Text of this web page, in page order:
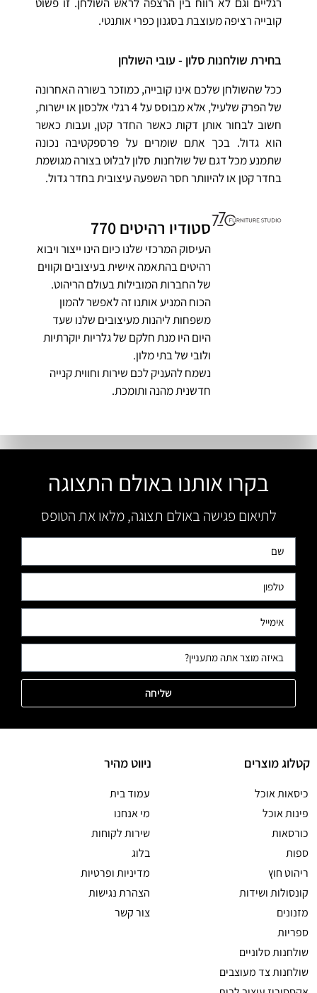
קובייה רציפה מעוצבת בסגנון כפרי אותנטי.
בחירת שולחנות סלון - עובי השולחן
ככל שהשולחן שלכם אינו קובייה, כמוזכר בשורה האחרונה
של הפרק שלעיל, אלא מבוסס על 4 רגלי אלכסון או ישרות,
חשוב לבחור אותן דקות כאשר החדר קטן, ועבות כאשר
הוא גדול. בכך אתם שומרים על פרספקטיבה נכונה
שתמנע מכל דגם של שולחנות סלון לבלוט בצורה מגושמת
בחדר קטן או להיוותר חסר השפעה עיצובית בחדר גדול.
סטודיו רהיטים 770
העיסוק המרכזי שלנו כיום הינו ייצור ויבוא
רהיטים בהתאמה אישית בעיצובים וקווים
של החברות המובילות בעולם הריהוט.
הכוח המניע אותנו זה לאפשר להמון
משפחות ליהנות מעיצובים שלנו שעד
היום היו מנת חלקם של גלריות יוקרתיות
ולובי של בתי מלון.
נשמח להעניק לכם שירות וחווית קנייה
חדשנית מהנה ותומכת.
בקרו אותנו באולם התצוגה
לתיאום פגישה באולם תצוגה, מלאו את הטופס
שליחה
קטלוג מוצרים
כיסאות אוכל
פינות אוכל
כורסאות
ספות
ריהוט חוץ
קונסולות ושידות
מזנונים
ספריות
שולחנות סלוניים
שולחנות צד מעוצבים
ניווט מהיר
עמוד בית
מי אנחנו
שירות לקוחות
בלוג
מדיניות ופרטיות
הצהרת נגישות
צור קשר